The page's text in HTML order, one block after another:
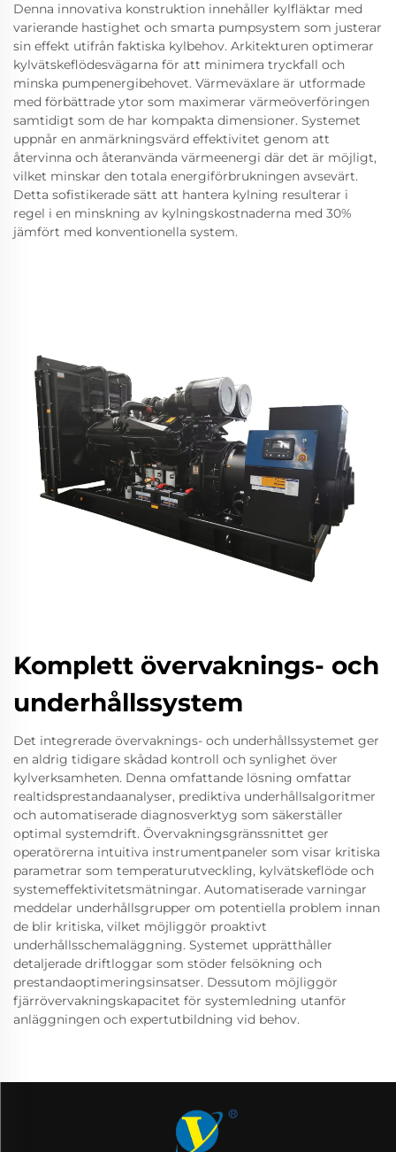
Denna innovativa konstruktion innehåller kylfläktar med
varierande hastighet och smarta pumpsystem som justerar
sin effekt utifrån faktiska kylbehov. Arkitekturen optimerar
kylvätskeflödesvägarna för att minimera tryckfall och
minska pumpenergibehovet. Värmeväxlare är utformade
med förbättrade ytor som maximerar värmeöverföringen
samtidigt som de har kompakta dimensioner. Systemet
uppnår en anmärkningsvärd effektivitet genom att
återvinna och återanvända värmeenergi där det är möjligt,
vilket minskar den totala energiförbrukningen avsevärt.
Detta sofistikerade sätt att hantera kylning resulterar i
regel i en minskning av kylningskostnaderna med 30%
jämfört med konventionella system.
Komplett övervaknings- och
underhållssystem
Det integrerade övervaknings- och underhållssystemet ger
en aldrig tidigare skådad kontroll och synlighet över
kylverksamheten. Denna omfattande lösning omfattar
realtidsprestandaanalyser, prediktiva underhållsalgoritmer
och automatiserade diagnosverktyg som säkerställer
optimal systemdrift. Övervakningsgränssnittet ger
operatörerna intuitiva instrumentpaneler som visar kritiska
parametrar som temperaturutveckling, kylvätskeflöde och
systemeffektivitetsmätningar. Automatiserade varningar
meddelar underhållsgrupper om potentiella problem innan
de blir kritiska, vilket möjliggör proaktivt
underhållsschemaläggning. Systemet upprätthåller
detaljerade driftloggar som stöder felsökning och
prestandaoptimeringsinsatser. Dessutom möjliggör
fjärrövervakningskapacitet för systemledning utanför
anläggningen och expertutbildning vid behov.